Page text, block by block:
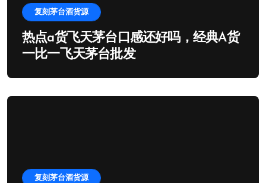
复刻茅台酒货源
热点a货飞天茅台口感还好吗，经典A货
一比一飞天茅台批发
复刻茅台酒货源